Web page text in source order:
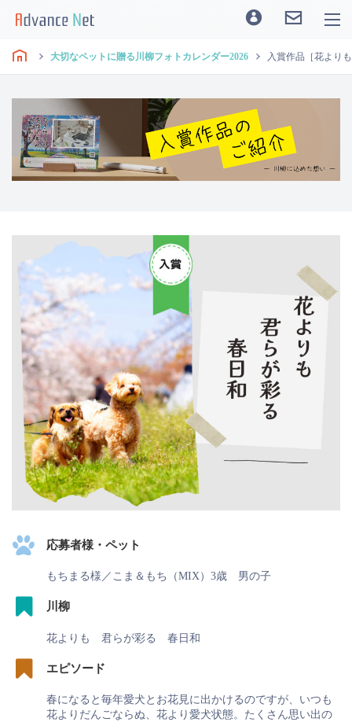
大切なペットに贈る川柳フォトカレンダー2026 入賞作品［花よ
応募者様・ペット
もちまる様／こま＆もち（MIX）3歳 男の子
川柳
花よりも 君らが彩る 春日和
エピソード
春になると毎年愛犬とお花見に出かけるのですが、いつも
花よりだんごならぬ、花より愛犬状態。たくさん思い出の